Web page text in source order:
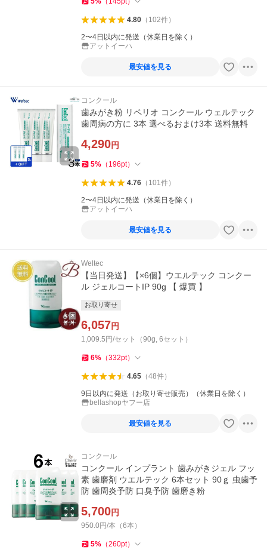
4.80（ 102件）
2〜4日以内に発送（休業日を除く）
アットイーハ
最安値を見る
コンクール
歯みがき粉 リペリオ コンクール ウェルテック
歯周病の方に 3本 選べるおまけ3本 送料無料
4,290円
5% （ 196pt）
4.76（ 101件）
2〜4日以内に発送（休業日を除く）
アットイーハ
最安値を見る
Weltec
【当日発送】【×6個】ウエルテック コンクー
ル ジェルコートIP 90g 【 爆買 】
お取り寄せ
6,057円
1,009.5円/セット（90g, 6セット）
6% （332pt）
4.65（48件）
9日以内に発送（お取り寄せ販売）（休業日を除く）
bellashopヤフー店
最安値を見る
コンクール
コンクール インプラント 歯みがきジェル フッ
素 歯磨剤 ウエルテック 6本セット 90ｇ 虫歯予
防 歯周炎予防 口臭予防 歯磨き粉
5,700円
950.0円/本（6本）
5% （260pt）